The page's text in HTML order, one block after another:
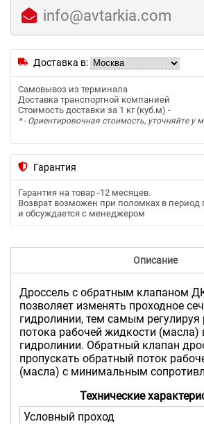
info@avtarkia.com
Доставка в:
Самовывоз из терминала
Доставка транспортной компанией
Стоимость доставки за 1 кг (куб.м) -
* - Ориентировочная стоимость, уточняйте у
Гарантия
Гарантия на товар -12 месяцев.
Возврат возможен при поломках в период
и обсуждается с менеджером
Описание
Дроссель с обратным клапаном
позволяет изменять проходное
гидролинии, тем самым регулируя
потока рабочей жидкости (масла)
гидролинии. Обратный клапан
пропускать обратный поток
(масла) с минимальным
Технические
Условный проход